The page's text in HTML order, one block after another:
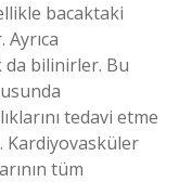
bacaktaki
Ayrıca
bilinirler. Bu
tedavi etme
Kardiyovasküler
tüm